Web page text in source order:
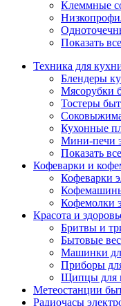
Клеммные
Показать все
Техника для
Блендеры
Мясорубки
Тостеры
Кухонные
Мини-печи
Показать все
Кофеварки и
Кофеварки
Кофемолки
Красота и
Бритвы и
Бытовые
Машинки
Приборы
Щипцы для
Метеостанции
Радиочасы